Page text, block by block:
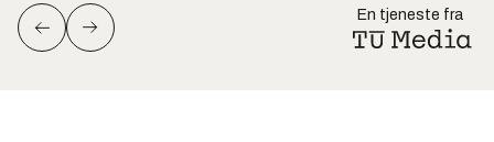
En tjeneste fra